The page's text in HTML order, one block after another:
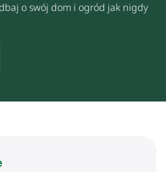
o swój dom i ogród jak nigdy